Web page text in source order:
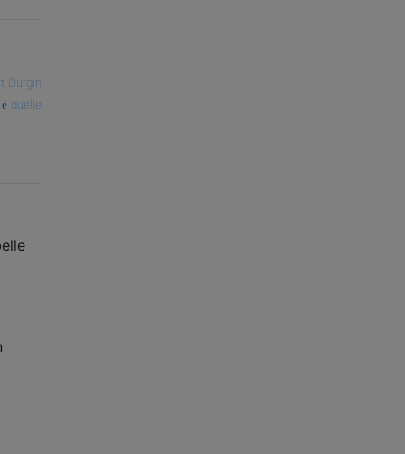
Durgin
quelle